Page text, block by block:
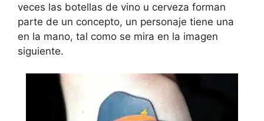
veces las botellas de vino u cerveza forman
parte de un concepto, un personaje tiene una
en la mano, tal como se mira en la imagen
siguiente.